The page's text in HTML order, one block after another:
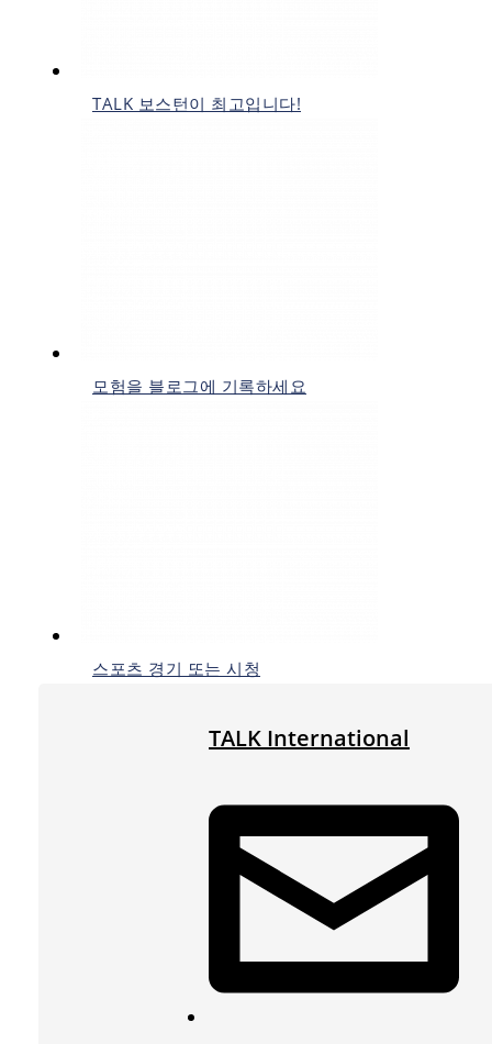
TALK 보스턴이 최고입니다!
모험을 블로그에 기록하세요
스포츠 경기 또는 시청
TALK International